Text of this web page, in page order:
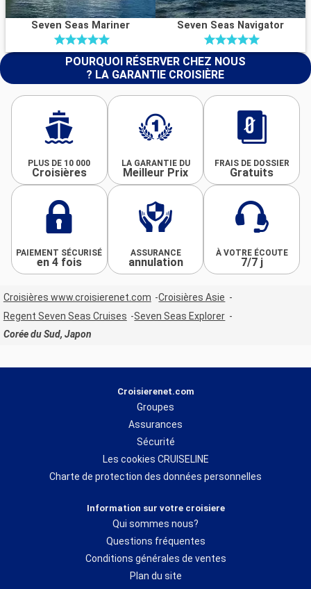
Seven Seas Mariner Seven Seas Navigator
POURQUOI RÉSERVER CHEZ NOUS
? LA GARANTIE CROISIÈRE
PLUS DE 10 000
Croisières
LA GARANTIE DU
Meilleur Prix
FRAIS DE DOSSIER
Gratuits
PAIEMENT SÉCURISÉ
en 4 fois
ASSURANCE
annulation
À VOTRE ÉCOUTE
7/7 j
Croisières www.croisierenet.com
Croisières Asie
Regent Seven Seas Cruises
Seven Seas Explorer
Corée du Sud, Japon
Croisierenet.com
Groupes
Assurances
Sécurité
Les cookies CRUISELINE
Charte de protection des données personnelles
Information sur votre croisiere
Qui sommes nous?
Questions fréquentes
Conditions générales de ventes
Plan du site